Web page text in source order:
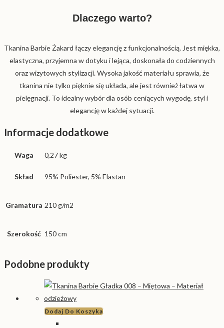
Dlaczego warto?
Tkanina Barbie Żakard łączy elegancję z funkcjonalnością. Jest miękka,
elastyczna, przyjemna w dotyku i lejąca, doskonała do codziennych
oraz wizytowych stylizacji. Wysoka jakość materiału sprawia, że
tkanina nie tylko pięknie się układa, ale jest również łatwa w
pielęgnacji. To idealny wybór dla osób ceniących wygodę, styl i
elegancję w każdej sytuacji.
Informacje dodatkowe
Waga 0,27 kg
Skład 95% Poliester, 5% Elastan
Gramatura 210 g/m2
Szerokość 150 cm
Podobne produkty
Dodaj Do Koszyka